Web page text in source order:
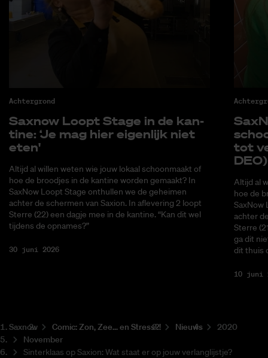
Achtergrond
Saxnow Loopt Sta­ge in de kan­
ti­ne: ‘Je mag hier ei­gen­lijk niet
eten'
Altijd al willen weten wie jouw lokaal schoonmaakt of
hoe de broodjes in de kantine worden gemaakt? In
SaxNow Loopt Stage onthullen we de geheimen
achter de schermen van Saxion. In aflevering 2 loopt
Sterre (22) een dagje mee in de kantine. “Kan dit wel
tijdens de opnames?”
30 juni 2026
tot
DEO)
Altijd al
hoe de
SaxNow
achter
Sterre
ga dit
dit thuis
10 juni
Saxnow Co­mic: Zon, Zee... en Stress?! Nieuws
2020
November
Sinterklaas op Saxion: Wat staat er op jouw verlanglijstje?